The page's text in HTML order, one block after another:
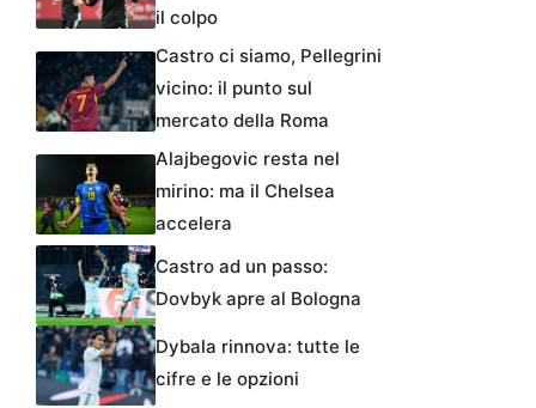
il colpo
Castro ci siamo, Pellegrini
vicino: il punto sul
mercato della Roma
Alajbegovic resta nel
mirino: ma il Chelsea
accelera
Castro ad un passo:
Dovbyk apre al Bologna
Dybala rinnova: tutte le
cifre e le opzioni